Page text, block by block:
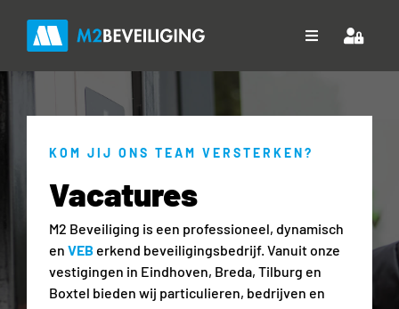
inhoud
Toggle
Diensten
Projecten
Downloads
KOM JIJ ONS TEAM VERSTERKEN?
Vacatures
M2 Beveiliging is een professioneel, dynamisch
en VEB erkend beveiligingsbedrijf. Vanuit onze
vestigingen in Eindhoven, Breda, Tilburg en
Boxtel bieden wij particulieren, bedrijven en